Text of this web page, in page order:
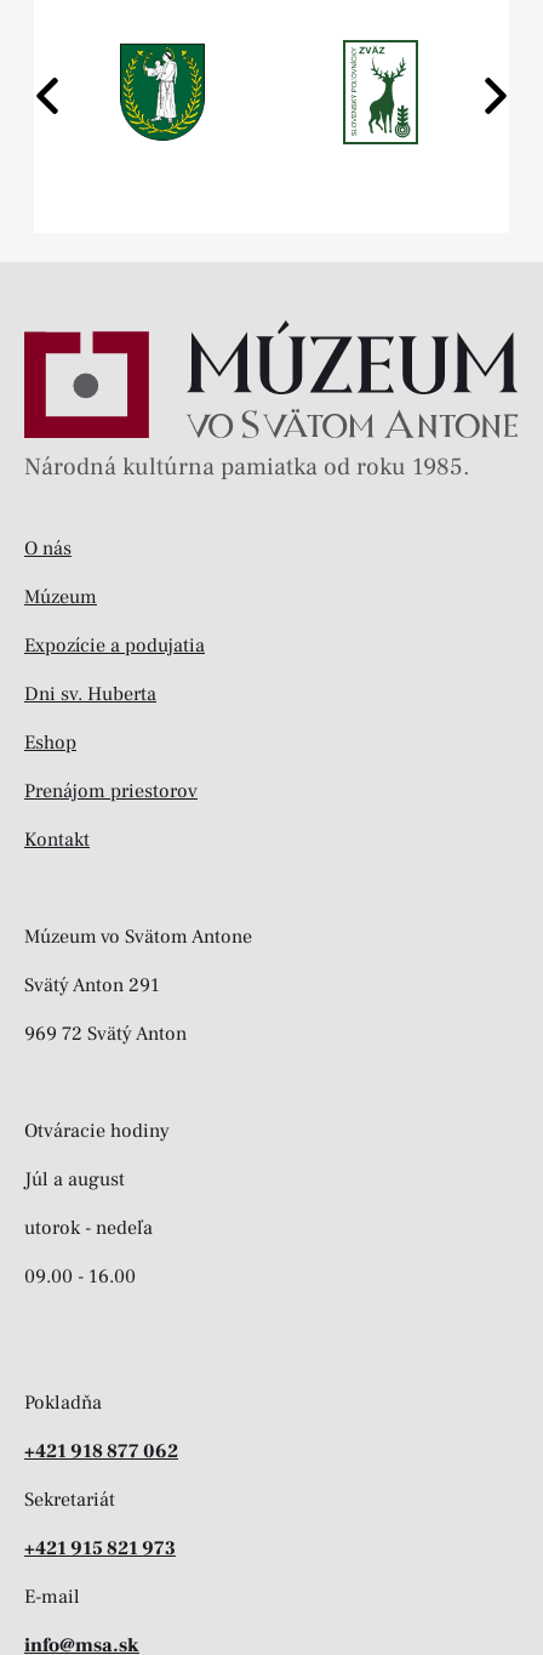
Národná kultúrna pamiatka od roku 1985.
O nás
Múzeum
Expozície a podujatia
Dni sv. Huberta
Eshop
Prenájom priestorov
Kontakt
Múzeum vo Svätom Antone
Svätý Anton 291
969 72 Svätý Anton
Otváracie hodiny
Júl a august
utorok - nedeľa
09.00 - 16.00
Pokladňa
+421 918 877 062
Sekretariát
+421 915 821 973
E-mail
info@msa.sk